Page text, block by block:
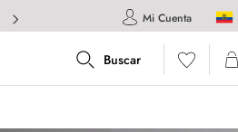
Mi Cuenta